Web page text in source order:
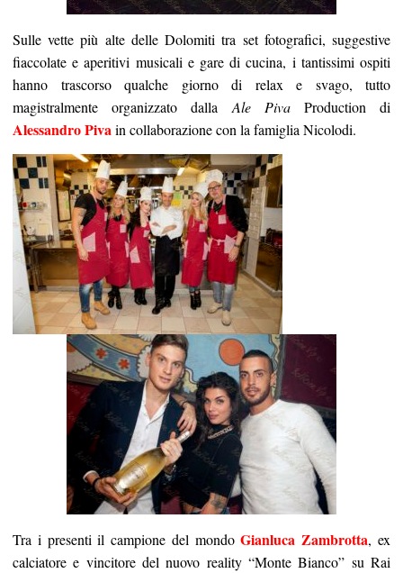
Sulle vette più alte delle Dolomiti tra set fotografici, suggestive
fiaccolate e aperitivi musicali e gare di cucina, i tantissimi ospiti
hanno trascorso qualche giorno di relax e svago, tutto
magistralmente organizzato dalla Ale Piva Production di
Alessandro Pivain collaborazione con la famiglia Nicolodi.
Tra i presenti il campione del mondoGianluca Zambrotta, ex
calciatore e vincitore del nuovo reality “Monte Bianco” su Rai